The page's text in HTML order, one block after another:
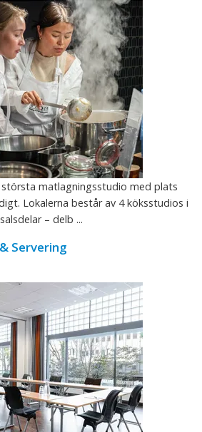
största matlagningsstudio med plats
Lokalerna består av 4 köksstudios i
– delb ...
Servering